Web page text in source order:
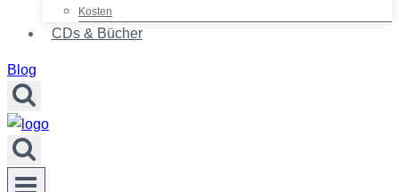
Kosten
CDs & Bücher
Blog